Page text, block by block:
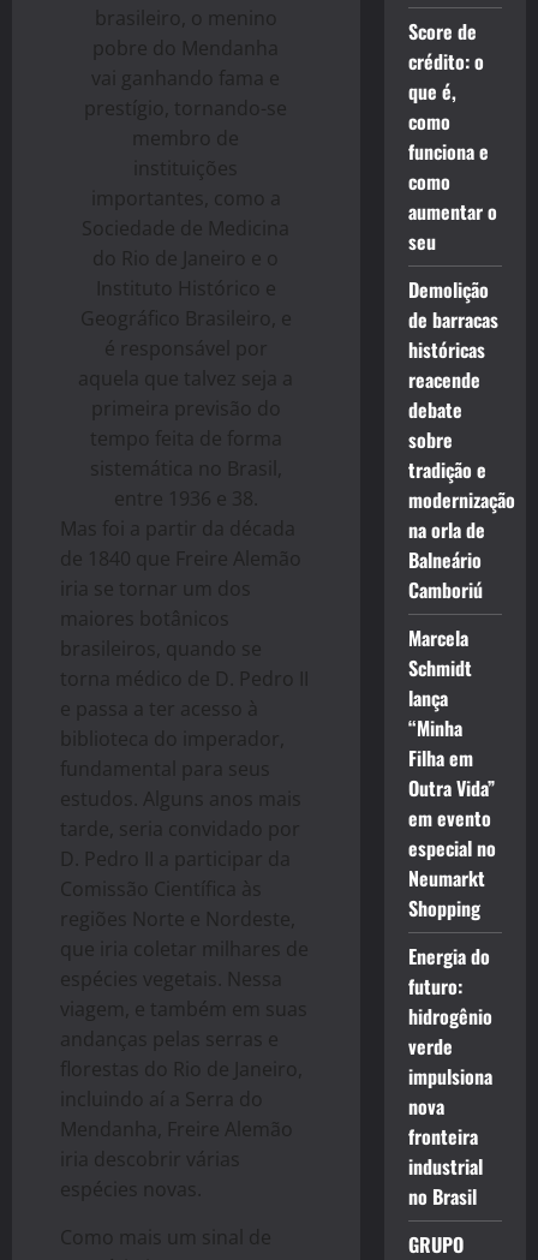
brasileiro, o menino
pobre do Mendanha
vai ganhando fama e
prestígio, tornando-se
membro de
instituições
importantes, como a
Sociedade de Medicina
do Rio de Janeiro e o
Instituto Histórico e
Geográfico Brasileiro, e
é responsável por
aquela que talvez seja a
primeira previsão do
tempo feita de forma
sistemática no Brasil,
entre 1936 e 38.
Mas foi a partir da década
de 1840 que Freire Alemão
iria se tornar um dos
maiores botânicos
brasileiros, quando se
torna médico de D. Pedro II
e passa a ter acesso à
biblioteca do imperador,
fundamental para seus
estudos. Alguns anos mais
tarde, seria convidado por
D. Pedro II a participar da
Comissão Científica às
regiões Norte e Nordeste,
que iria coletar milhares de
espécies vegetais. Nessa
viagem, e também em suas
andanças pelas serras e
florestas do Rio de Janeiro,
incluindo aí a Serra do
Mendanha, Freire Alemão
iria descobrir várias
espécies novas.
Como mais um sinal de
Score de
crédito: o
que é,
como
funciona e
como
aumentar o
seu
Demolição
de barracas
históricas
reacende
debate
sobre
tradição e
modernização
na orla de
Balneário
Camboriú
Marcela
Schmidt
lança
“Minha
Filha em
Outra Vida”
em evento
especial no
Neumarkt
Shopping
Energia do
futuro:
hidrogênio
verde
impulsiona
nova
fronteira
industrial
no Brasil
GRUPO